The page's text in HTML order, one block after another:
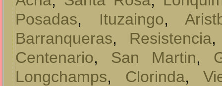
Posadas, Ituzaingo,
Barranqueras, Resistencia
Centenario, San Martin,
Longchamps, Clorinda,